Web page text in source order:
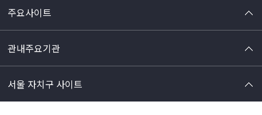
주요사이트
관내주요기관
서울 자치구 사이트